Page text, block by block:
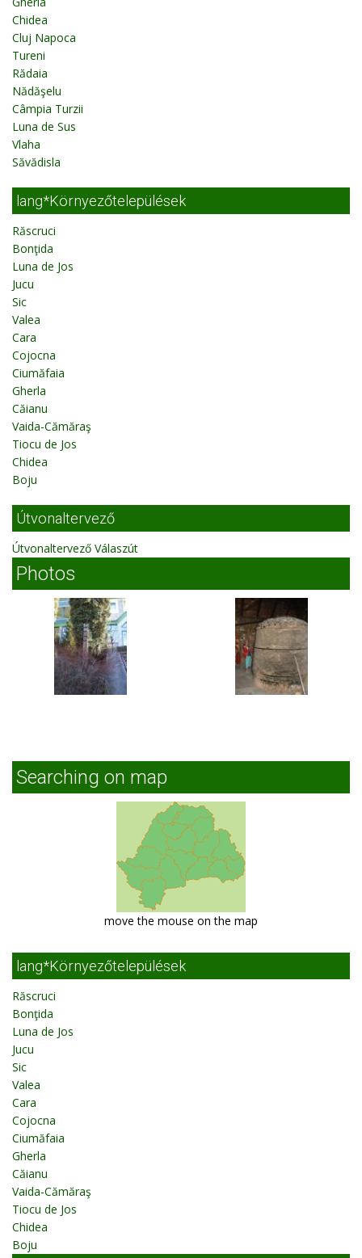
Chidea
Cluj Napoca
Tureni
Rădaia
Nădăşelu
Câmpia Turzii
Luna de Sus
Vlaha
Săvădisla
lang*Környezőtelepülések
Răscruci
Bonţida
Luna de Jos
Jucu
Sic
Valea
Cara
Cojocna
Ciumăfaia
Gherla
Căianu
Vaida-Cămăraş
Tiocu de Jos
Chidea
Boju
Útvonaltervező
Útvonaltervező Válaszút
Photos
Searching on map
move the mouse on the map
lang*Környezőtelepülések
Răscruci
Bonţida
Luna de Jos
Jucu
Sic
Valea
Cara
Cojocna
Ciumăfaia
Gherla
Căianu
Vaida-Cămăraş
Tiocu de Jos
Chidea
Boju